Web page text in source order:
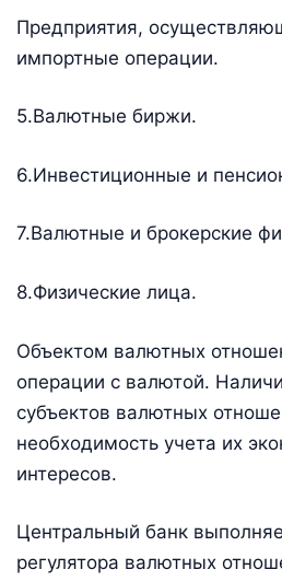
Предприятия,
импортные операции.
5.Валютные биржи.
6.Инвестиционные и
7.Валютные и брокерские
8.Физические лица.
Объектом валютных
операции с валютой.
субъектов валютных
необходимость учета их
интересов.
Центральный банк
регулятора валютных